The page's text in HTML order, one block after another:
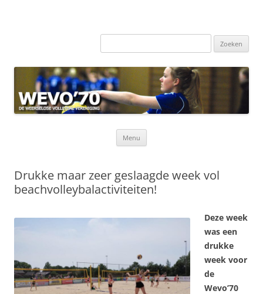
Zoeken
Menu
Drukke maar zeer geslaagde week vol
beachvolleybalactiviteiten!
Deze week
was een
drukke
week voor
de
Wevo’70